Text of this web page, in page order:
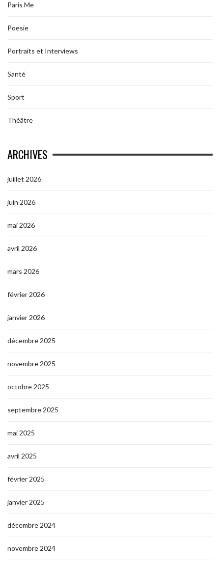
Paris Me
Poesie
Portraits et Interviews
Santé
Sport
Théâtre
ARCHIVES
juillet 2026
juin 2026
mai 2026
avril 2026
mars 2026
février 2026
janvier 2026
décembre 2025
novembre 2025
octobre 2025
septembre 2025
mai 2025
avril 2025
février 2025
janvier 2025
décembre 2024
novembre 2024